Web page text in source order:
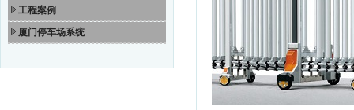
工程案例
厦门停车场系统